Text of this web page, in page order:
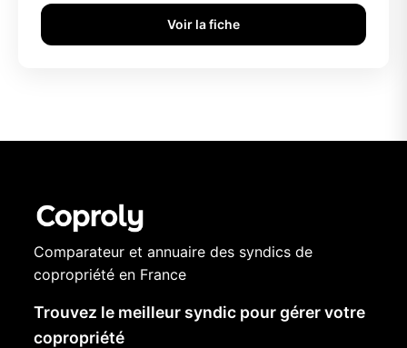
Voir la fiche
Comparateur et annuaire des syndics de
copropriété en France
Trouvez le meilleur syndic pour gérer votre
copropriété